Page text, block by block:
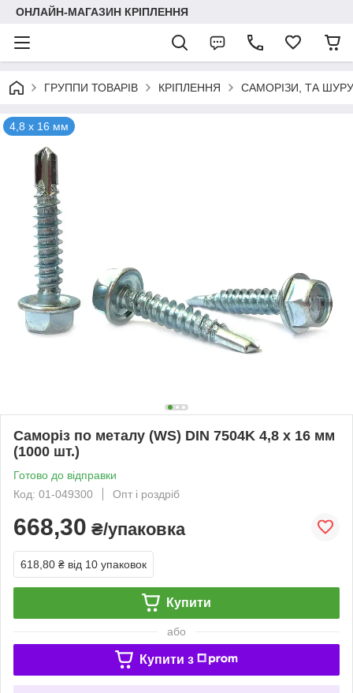
ОНЛАЙН-МАГАЗИН КРІПЛЕННЯ
ГРУППИ ТОВАРІВ КРІПЛЕННЯ САМОРІЗИ, ТА
4,8 х 16 мм
Саморіз по металу (WS) DIN 7504K 4,8 х 16 мм
(1000 шт.)
Готово до відправки
Код: 01-049300
Опт і роздріб
668,30 ₴/упаковка
618,80 ₴ від 10 упаковок
Купити
або
Купити з